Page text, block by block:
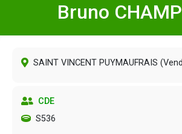
Bruno
SAINT VINCENT PUYMAUFRAIS (
CDE
S536